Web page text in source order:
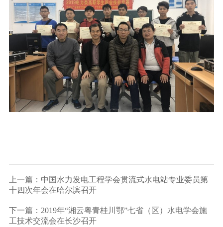
上一篇：中国水力发电工程学会贯流式水电站专业委员第
十四次年会在哈尔滨召开
下一篇：2019年“湘云粤青桂川鄂”七省（区）水电学会施
工技术交流会在长沙召开